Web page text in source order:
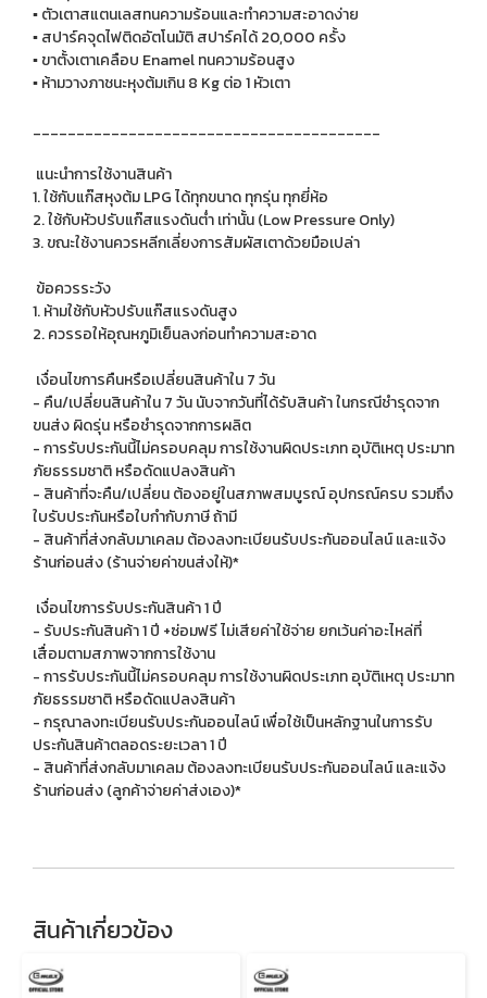
▪️ ตัวเตาสแตนเลสทนความร้อนและทำความสะอาดง่าย
▪️ สปาร์คจุดไฟติดอัตโนมัติ สปาร์คได้ 20,000 ครั้ง
▪️ ขาตั้งเตาเคลือบ Enamel ทนความร้อนสูง
▪️ ห้ามวางภาชนะหุงต้มเกิน 8 Kg ต่อ 1 หัวเตา
________________________________________
แนะนำการใช้งานสินค้า
1. ใช้กับแก๊สหุงต้ม LPG ได้ทุกขนาด ทุกรุ่น ทุกยี่ห้อ
2. ใช้กับหัวปรับแก๊สแรงดันต่ำ เท่านั้น (Low Pressure Only)
3. ขณะใช้งานควรหลีกเลี่ยงการสัมผัสเตาด้วยมือเปล่า
ข้อควรระวัง
1. ห้ามใช้กับหัวปรับแก๊สแรงดันสูง
2. ควรรอให้อุณหภูมิเย็นลงก่อนทำความสะอาด
เงื่อนไขการคืนหรือเปลี่ยนสินค้าใน 7 วัน
- คืน/เปลี่ยนสินค้าใน 7 วัน นับจากวันที่ได้รับสินค้า ในกรณีชำรุดจาก
ขนส่ง ผิดรุ่น หรือชำรุดจากการผลิต
- การรับประกันนี้ไม่ครอบคลุม การใช้งานผิดประเภท อุบัติเหตุ ประมาท
ภัยธรรมชาติ หรือดัดแปลงสินค้า
- สินค้าที่จะคืน/เปลี่ยน ต้องอยู่ในสภาพสมบูรณ์ อุปกรณ์ครบ รวมถึง
ใบรับประกันหรือใบกำกับภาษี ถ้ามี
- สินค้าที่ส่งกลับมาเคลม ต้องลงทะเบียนรับประกันออนไลน์ และแจ้ง
ร้านก่อนส่ง (ร้านจ่ายค่าขนส่งให้)*
เงื่อนไขการรับประกันสินค้า 1 ปี
- รับประกันสินค้า 1 ปี +ซ่อมฟรี ไม่เสียค่าใช้จ่าย ยกเว้นค่าอะไหล่ที่
เสื่อมตามสภาพจากการใช้งาน
- การรับประกันนี้ไม่ครอบคลุม การใช้งานผิดประเภท อุบัติเหตุ ประมาท
ภัยธรรมชาติ หรือดัดแปลงสินค้า
- กรุณาลงทะเบียนรับประกันออนไลน์ เพื่อใช้เป็นหลักฐานในการรับ
ประกันสินค้าตลอดระยะเวลา 1 ปี
- สินค้าที่ส่งกลับมาเคลม ต้องลงทะเบียนรับประกันออนไลน์ และแจ้ง
ร้านก่อนส่ง (ลูกค้าจ่ายค่าส่งเอง)*
สินค้าเกี่ยวข้อง